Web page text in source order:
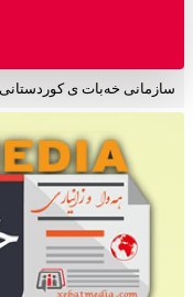
سازمانی خەبات ی کوردستانی